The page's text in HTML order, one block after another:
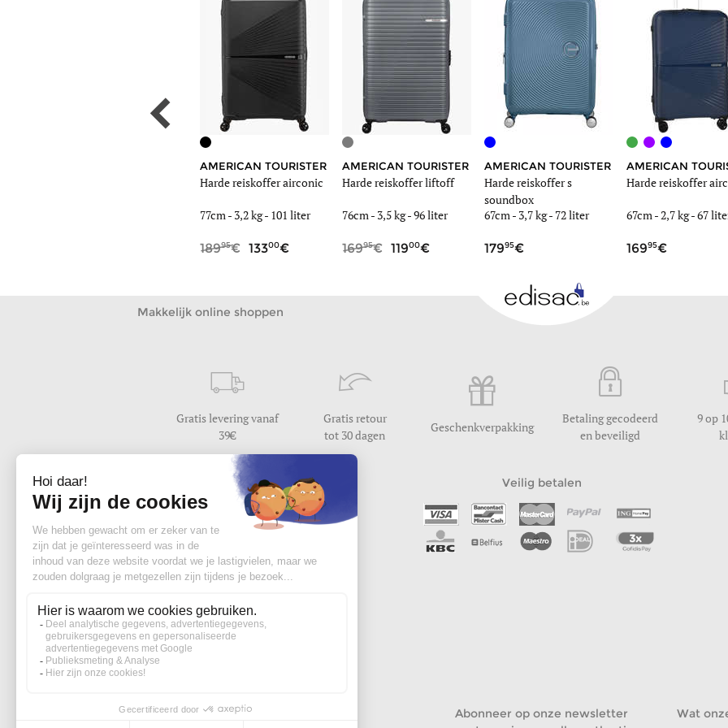
AMERICAN TOURISTER
Harde reiskoffer airconic
77cm - 3,2 kg- 101 liter
18995 13300
AMERICAN TOURISTER
Harde reiskoffer liftoff
76cm - 3,5 kg-96 liter
16995 11900
AMERICAN TOURISTER
Harde reiskoffer s
soundbox
67cm - 3,7 kg- 72 liter
17995
AMERICAN
Harde reiskoffer
67cm -2,7 kg-67
16995
Makkelijk online shoppen
Gratis levering vanaf
39
Gratis retour
tot 30 dagen
Geschenkverpakking
Betaling gecodeerd
en beveiligd
9 op
Wij beantwoorden uw vraag
van maandag tot vrijdag van 9u30 tot 17u
Contacteer ons
Veilig betalen
Word lid van de edisac community :
Abonneer op onze newsletter
Wat